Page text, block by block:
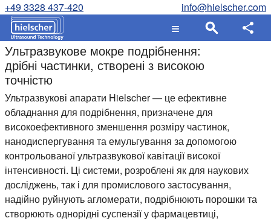
+49 3328 437-420 info@hielscher.com
Ультразвукове мокре подрібнення:
дрібні частинки, створені з високою
точністю
Ультразвукові апарати Hielscher — це ефективне
обладнання для подрібнення, призначене для
високоефективного зменшення розміру частинок,
нанодиспергування та емульгування за допомогою
контрольованої ультразвукової кавітації високої
інтенсивності. Ці системи, розроблені як для наукових
досліджень, так і для промислового застосування,
надійно руйнують агломерати, подрібнюють порошки та
створюють однорідні суспензії у фармацевтиці,